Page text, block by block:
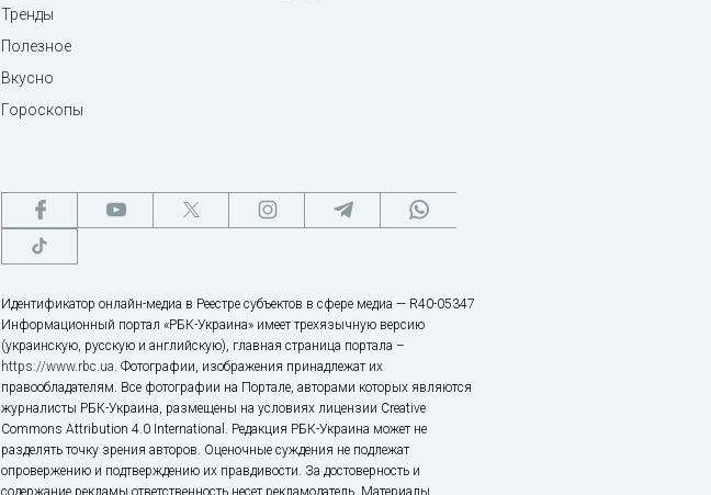
Тренды
Полезное
Вкусно
Гороскопы
Идентификатор онлайн-медиа в Реестре субъектов в сфере медиа — R40-05347
Информационный портал «РБК-Украина» имеет трехязычную версию
(украинскую, русскую и английскую), главная страница портала –
https://www.rbc.ua. Фотографии, изображения принадлежат их
правообладателям. Все фотографии на Портале, авторами которых являются
журналисты РБК-Украина, размещены на условиях лицензии Creative
Commons Attribution 4.0 International. Редакция РБК-Украина может не
разделять точку зрения авторов. Оценочные суждения не подлежат
опровержению и подтверждению их правдивости. За достоверность и
содержание рекламы ответственность несет рекламодатель. Материалы,